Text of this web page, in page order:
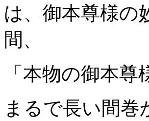
は、御本尊様の
間、
「本物の御本尊
まるで長い間